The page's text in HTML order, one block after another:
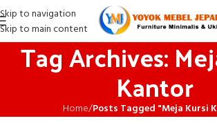
Skip to navigation
Skip to main content
Tag Archives:
Kantor
Home/Posts Tagged "Meja Kursi